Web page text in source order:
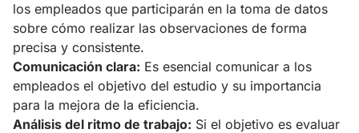
los empleados que participarán en la toma de datos
sobre cómo realizar las observaciones de forma
precisa y consistente.
Comunicación clara: Es esencial comunicar a los
empleados el objetivo del estudio y su importancia
para la mejora de la eficiencia.
Análisis del ritmo de trabajo: Si el objetivo es evaluar